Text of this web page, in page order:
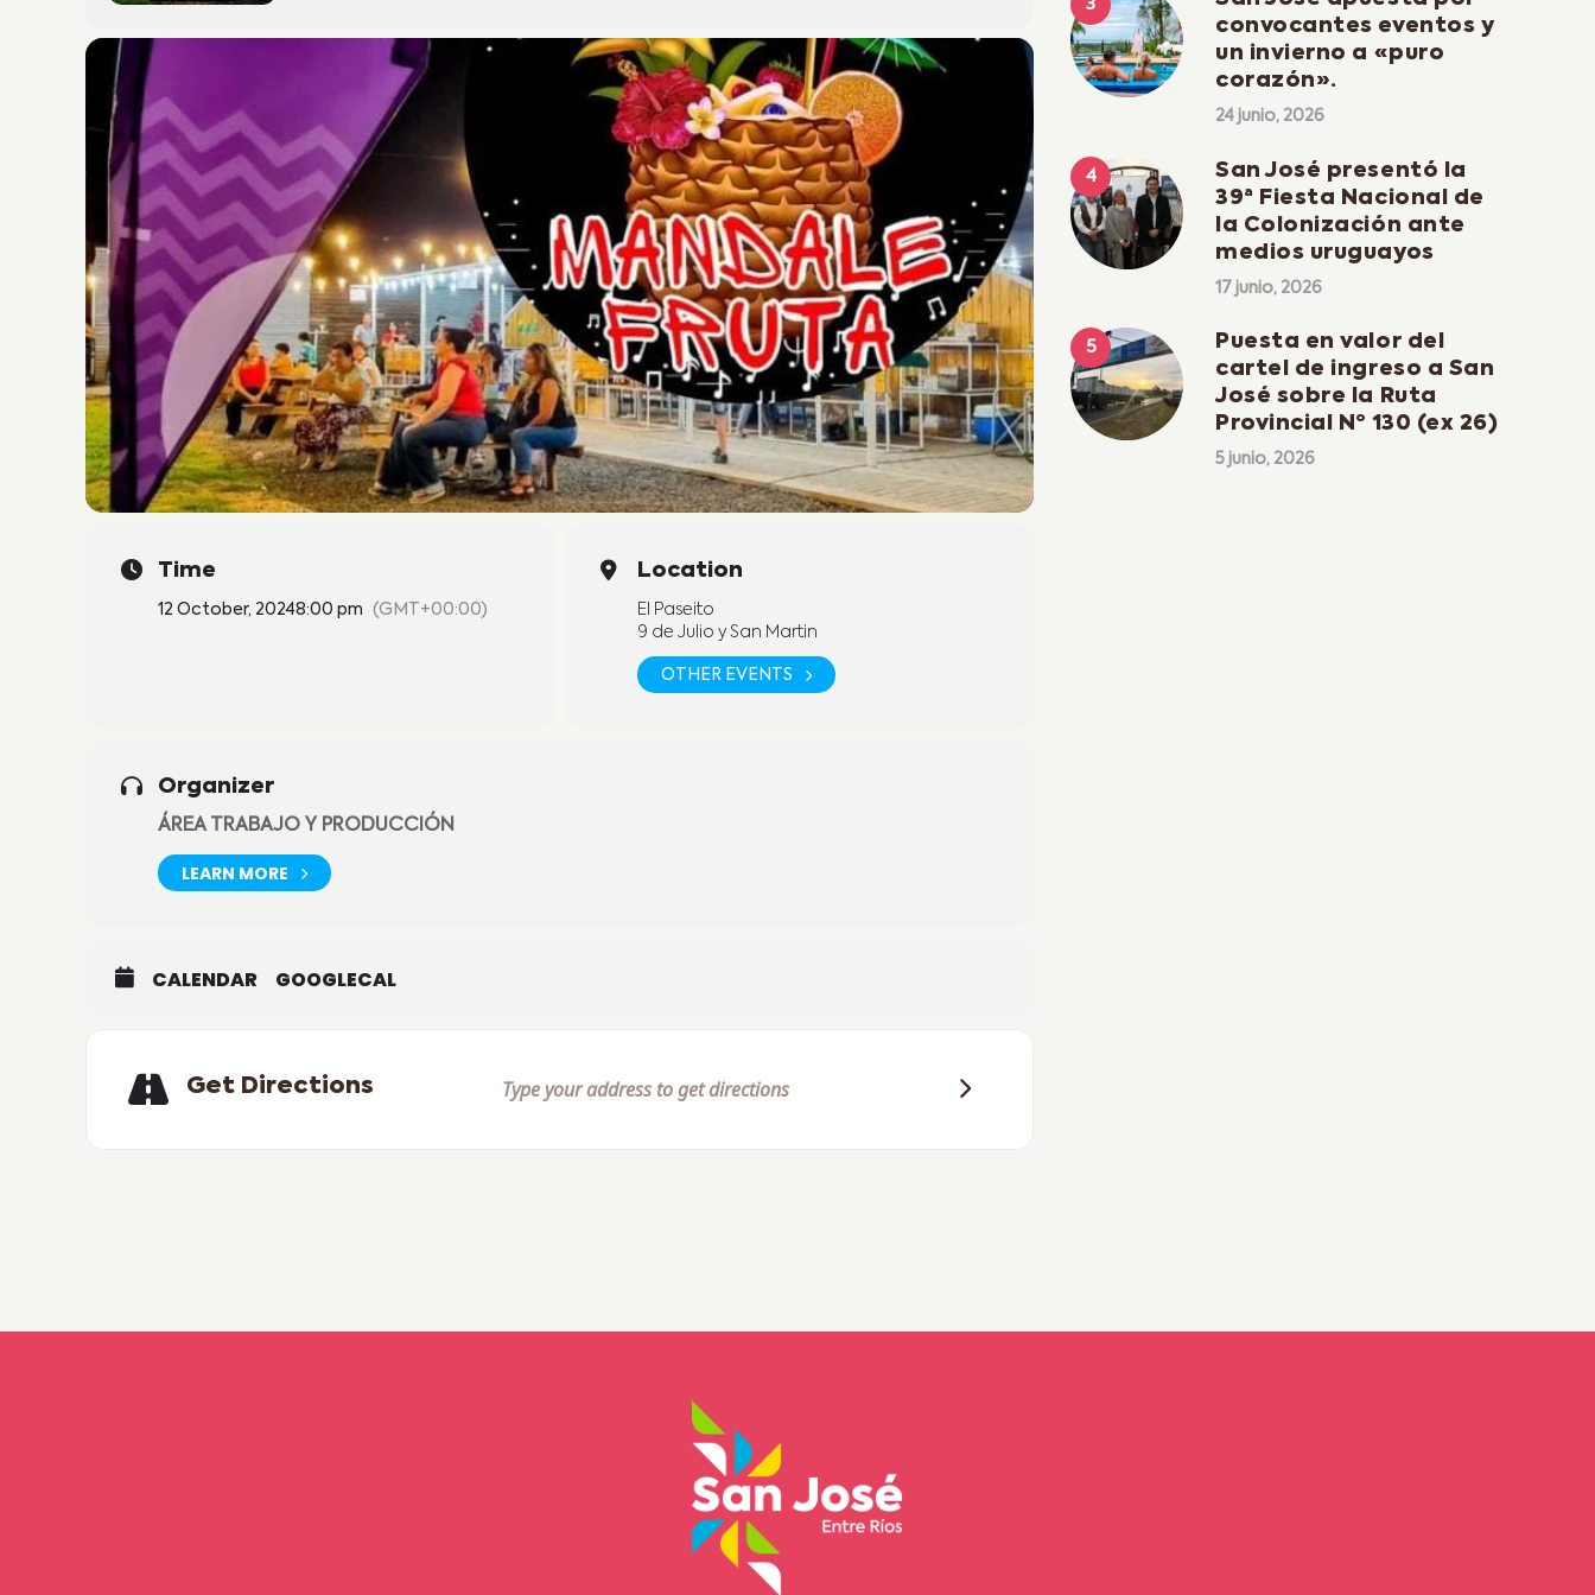
Time
12 October, 20248:00 pm (GMT+00:00)
Location
El Paseito
9 de Julio y San Martin
OTHER EVENTS
Organizer
ÁREA TRABAJO Y PRODUCCIÓN
LEARN MORE
CALENDAR GOOGLECAL
Get Directions
convocantes eventos y
un invierno a «puro
corazón».
24 junio, 2026
San José presentó la
39ª Fiesta Nacional de
la Colonización ante
medios uruguayos
17 junio, 2026
Puesta en valor del
cartel de ingreso a San
José sobre la Ruta
Provincial Nº 130 (ex 26)
5 junio, 2026